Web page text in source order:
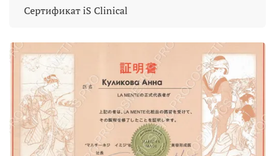
Сертификат iS Clinical